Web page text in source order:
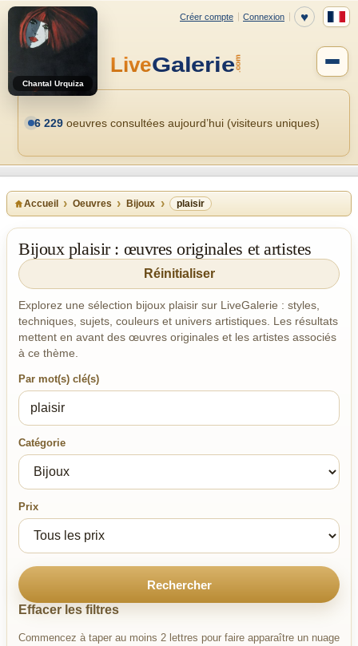
Chantal Urquiza
6 229 oeuvres consultées aujourd’hui (visiteurs uniques)
Accueil Oeuvres Bijoux plaisir
Bijoux plaisir : œuvres originales et artistes
Réinitialiser
Explorez une sélection bijoux plaisir sur LiveGalerie : styles,
techniques, sujets, couleurs et univers artistiques. Les résultats
mettent en avant des œuvres originales et les artistes associés
à ce thème.
Par mot(s) clé(s)
Catégorie
Prix
Rechercher
Effacer les filtres
Commencez à taper au moins 2 lettres pour faire apparaître un nuage